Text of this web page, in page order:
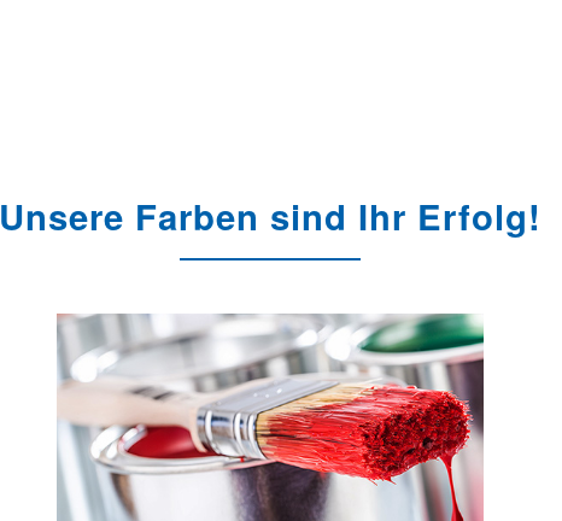
Unsere Farben sind Ihr Erfolg!